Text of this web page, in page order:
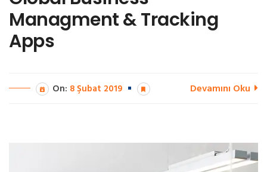
Managment & Tracking
Apps
On: 8 Şubat 2019 Devamını Oku